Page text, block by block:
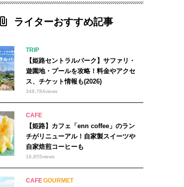
ライターおすすめ記事
TRIP
【姫路セントラルパーク】サファリ・
遊園地・プールを攻略！料金やアクセ
ス、チケット情報も(2026)
348,784views
CAFE
【姫路】カフェ「enn coffee」のラン
チがリニューアル！自家製スイーツや
自家焙煎コーヒーも
16,855views
CAFEGOURMET